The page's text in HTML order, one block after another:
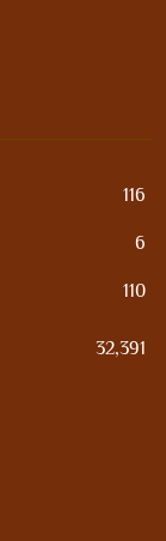
116
6
110
32,391